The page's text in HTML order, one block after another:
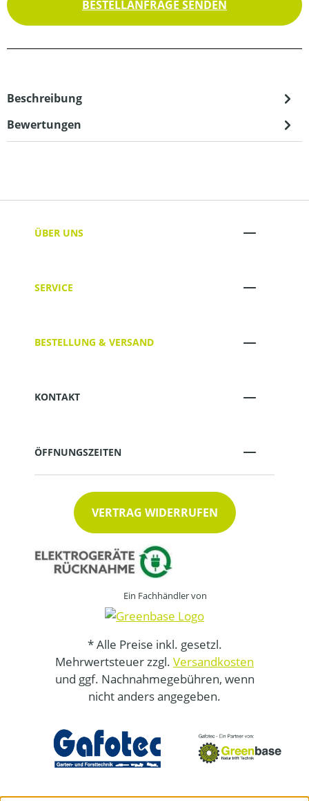
BESTELLANFRAGE SENDEN
Beschreibung
Bewertungen
ÜBER UNS
SERVICE
BESTELLUNG & VERSAND
KONTAKT
ÖFFNUNGSZEITEN
VERTRAG WIDERRUFEN
Ein Fachhändler von
* Alle Preise inkl. gesetzl.
Mehrwertsteuer zzgl. Versandkosten
und ggf. Nachnahmegebühren, wenn
nicht anders angegeben.